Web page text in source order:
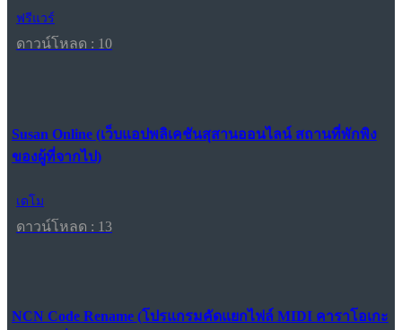
ฟรีแวร์
ดาวน์โหลด : 10
Susan Online (เว็บแอปพลิเคชันสุสานออนไลน์ สถานที่พักพิง
ของผู้ที่จากไป)
เดโม
ดาวน์โหลด : 13
NCN Code Rename (โปรแกรมคัดแยกไฟล์ MIDI คาราโอเกะ